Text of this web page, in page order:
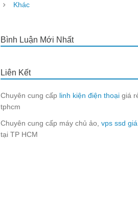
Khác
Bình Luận Mới Nhất
Liên Kết
Chuyên cung cấp linh kiện điện thoại giá
tphcm
Chuyên cung cấp máy chủ ảo, vps ssd
tại TP HCM